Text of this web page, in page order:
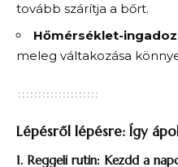
tovább szárítja a bőrt.
Hőmérséklet-
meleg váltakozása
Lépésről lépésre: Így
1. Reggeli rutin: Kezdd a